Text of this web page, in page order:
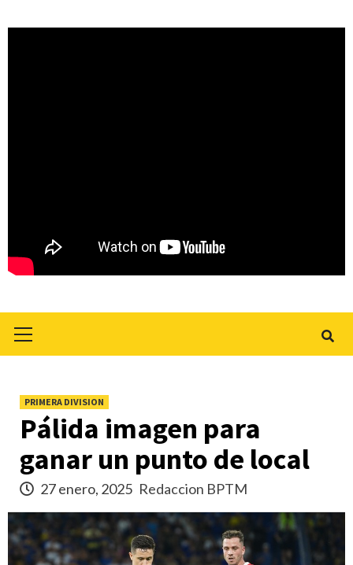
Menu
PRIMERA DIVISION
Pálida imagen para
ganar un punto de local
27 enero, 2025 Redaccion BPTM